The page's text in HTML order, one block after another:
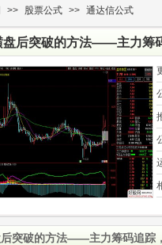
>> 股票公式 >> 通达信公式
盘后突破的方法——主力筹
突破的方法——主力筹码追踪